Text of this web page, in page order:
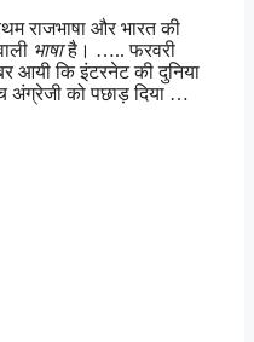
राजभाषा और भारत की
भाषाहै। ….. फरवरी
आयी कि इंटरनेट की दुनिया
अंग्रेजी को पछाड़ दिया …